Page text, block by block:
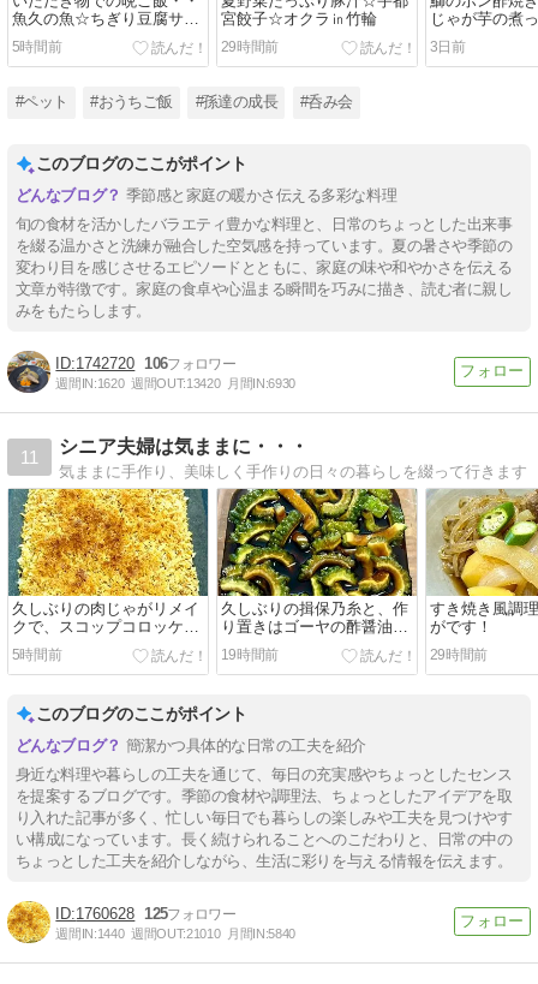
魚久の魚☆ちぎり豆腐サラ
ダ☆子犬の件
5時間前
宮餃子☆オクラ㏌竹輪
29時間前
じゃが芋の煮
子犬の件
3日前
#ペット #おうちご飯 #孫達の成長 #呑み会
このブログのここがポイント
季節感と家庭の暖かさ伝える多彩な料理
旬の食材を活かしたバラエティ豊かな料理と、日常のちょっとした出来事
を綴る温かさと洗練が融合した空気感を持っています。夏の暑さや季節の
変わり目を感じさせるエピソードとともに、家庭の味や和やかさを伝える
文章が特徴です。家庭の食卓や心温まる瞬間を巧みに描き、読む者に親し
みをもたらします。
1742720 106
週間IN:1620 週間OUT:13420 月間IN:6930
11
シニア夫婦は気ままに・・・
気ままに手作り、美味しく手作りの日々の暮らしを綴って行きます
久しぶりの肉じゃがリメイ
クで、スコップコロッケで
す！
5時間前
久しぶりの揖保乃糸と、作
り置きはゴーヤの酢醤油漬
けです！
19時間前
すき焼き風調
がです！
29時間前
このブログのここがポイント
簡潔かつ具体的な日常の工夫を紹介
身近な料理や暮らしの工夫を通じて、毎日の充実感やちょっとしたセンス
を提案するブログです。季節の食材や調理法、ちょっとしたアイデアを取
り入れた記事が多く、忙しい毎日でも暮らしの楽しみや工夫を見つけやす
い構成になっています。長く続けられることへのこだわりと、日常の中の
ちょっとした工夫を紹介しながら、生活に彩りを与える情報を伝えます。
1760628 125
週間IN:1440 週間OUT:21010 月間IN:5840